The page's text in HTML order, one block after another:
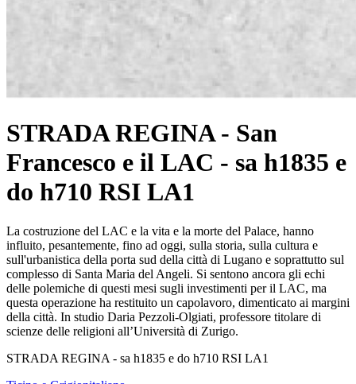
STRADA REGINA - San
Francesco e il LAC - sa h1835 e
do h710 RSI LA1
La costruzione del LAC e la vita e la morte del Palace, hanno
influito, pesantemente, fino ad oggi, sulla storia, sulla cultura e
sull'urbanistica della porta sud della città di Lugano e soprattutto sul
complesso di Santa Maria del Angeli. Si sentono ancora gli echi
delle polemiche di questi mesi sugli investimenti per il LAC, ma
questa operazione ha restituito un capolavoro, dimenticato ai margini
della città. In studio Daria Pezzoli-Olgiati, professore titolare di
scienze delle religioni all’Università di Zurigo.
STRADA REGINA - sa h1835 e do h710 RSI LA1